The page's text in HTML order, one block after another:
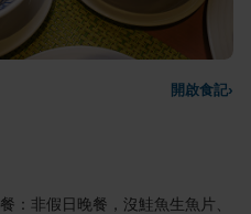
開啟食記›
：非假日晚餐，沒鮭魚生魚片、